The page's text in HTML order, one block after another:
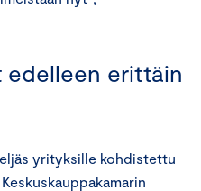
edelleen erittäin
yrityksille kohdistettu